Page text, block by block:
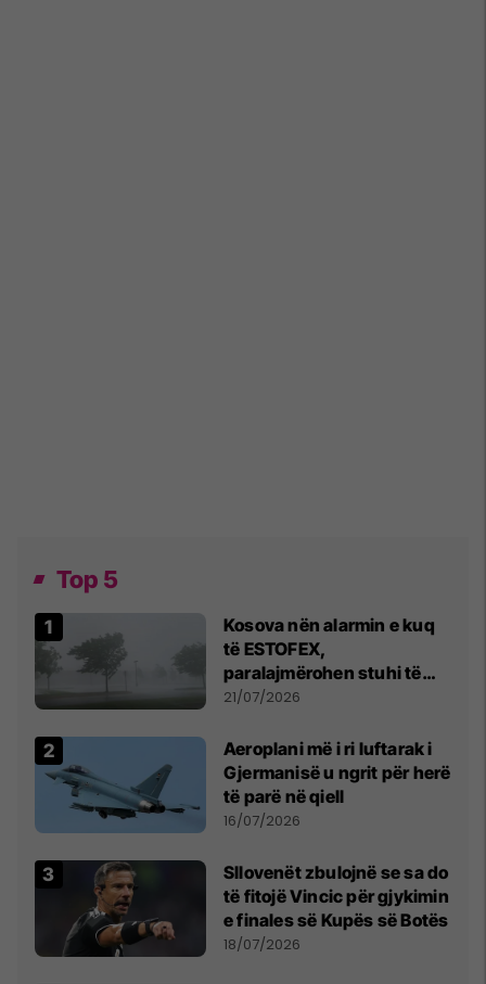
Top 5
Kosova nën alarmin e kuq
të ESTOFEX,
paralajmërohen stuhi të
fuqishme me breshër dhe
21/07/2026
Aeroplani më i ri luftarak i
Gjermanisë u ngrit për herë
të parë në qiell
16/07/2026
Sllovenët zbulojnë se sa do
të fitojë Vincic për gjykimin
e finales së Kupës së Botës
18/07/2026